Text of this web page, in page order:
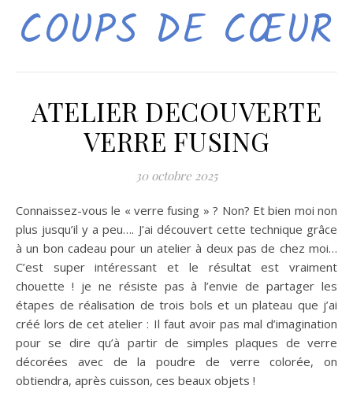
COUPS DE CŒUR
ATELIER DECOUVERTE
VERRE FUSING
30 octobre 2025
Connaissez-vous le « verre fusing » ? Non? Et bien moi non
plus jusqu’il y a peu…. J’ai découvert cette technique grâce
à un bon cadeau pour un atelier à deux pas de chez moi…
C’est super intéressant et le résultat est vraiment
chouette ! je ne résiste pas à l’envie de partager les
étapes de réalisation de trois bols et un plateau que j’ai
créé lors de cet atelier : Il faut avoir pas mal d’imagination
pour se dire qu’à partir de simples plaques de verre
décorées avec de la poudre de verre colorée, on
obtiendra, après cuisson, ces beaux objets !